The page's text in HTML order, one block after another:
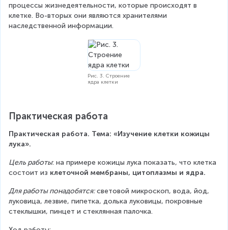
процессы жизнедеятельности, которые происходят в
клетке. Во-вторых они являются хранителями
наследственной информации.
Рис. 3. Строение
ядра клетки
Практическая работа
Практическая работа. Тема: «Изучение клетки кожицы
лука».
Цель работы: на примере кожицы лука показать, что клетка
состоит из клеточной мембраны, цитоплазмы и ядра.
Для работы понадобятся: световой микроскоп, вода, йод,
луковица, лезвие, пипетка, долька луковицы, покровные
стеклышки, пинцет и стеклянная палочка.